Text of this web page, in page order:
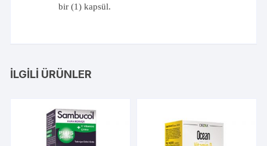
bir (1) kapsül.
İLGILI ÜRÜNLER